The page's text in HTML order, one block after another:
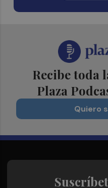
Recibe toda
Plaza
Quiero